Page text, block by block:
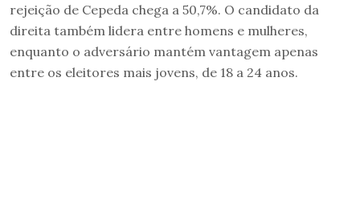
rejeição de Cepeda chega a 50,7%. O candidato da
direita também lidera entre homens e mulheres,
enquanto o adversário mantém vantagem apenas
entre os eleitores mais jovens, de 18 a 24 anos.